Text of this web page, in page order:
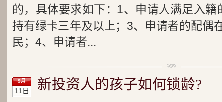
的，具体要求如下：1、申请人满足入
持有绿卡三年及以上；3、申请者的配偶
民；4、申请者...
9月
11日 新投资人的孩子如何锁龄?